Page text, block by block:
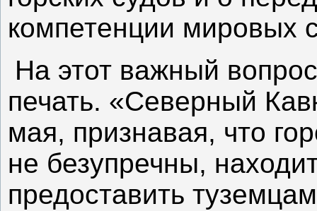
компетенции мировых
На этот важный
печать. «Северный
мая, признавая, что
не безупречны,
предоставить